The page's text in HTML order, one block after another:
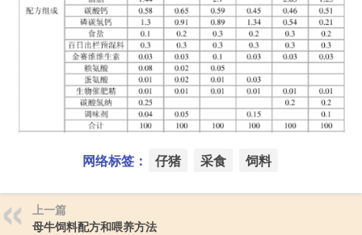
网络标签： 仔猪 采食 饲料
上一篇
母牛饲料配方和喂养方法